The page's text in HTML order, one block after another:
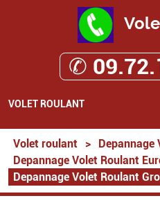
✆
VOLET ROULANT
Volet roulant > Depannage
Depannage Volet Roulant
Depannage Volet Roulant